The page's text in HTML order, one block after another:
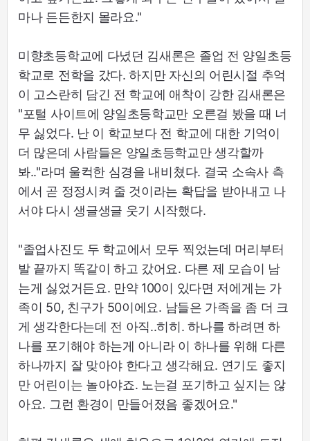
마나 든든한지 몰라요."
미향초등학교에 다녔던 김새론은 졸업 전 양일초등
학교로 전학을 갔다. 하지만 자신의 어린시절 추억
이 고스란히 담긴 전 학교에 애착이 강한 김새론은
"포털 사이트에 양일초등학교만 오른걸 봤을 때 너
무 싫었다. 난 이 학교보다 전 학교에 대한 기억이
더 많은데 사람들은 양일초등학교만 생각할까
봐.."라며 울컥한 심경을 내비쳤다. 결국 소속사 측
에서 곧 정정시켜 줄 것이라는 확답을 받아내고 나
서야 다시 생글생글 웃기 시작했다.
"졸업사진도 두 학교에서 모두 찍었는데 머리부터
발 끝까지 똑같이 하고 갔어요. 다른 제 모습이 남
는게 싫었거든요. 만약 100이 있다면 저에게는 가
족이 50, 친구가 50이에요. 남들은 가족을 좀 더 크
게 생각한다는데 전 아직..히히. 하나를 하려면 하
나를 포기해야 하는게 아니라 이 하나를 위해 다른
하나까지 잘 맞아야 한다고 생각해요. 연기도 좋지
만 어린이는 놀아야죠. 노는걸 포기하고 싶지는 않
아요. 그런 환경이 만들어졌음 좋겠어요."